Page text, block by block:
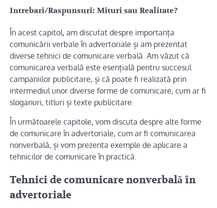
Intrebari/Raspunsuri: Mituri sau Realitate?
În acest capitol, am discutat despre importanța
comunicării verbale în advertoriale și am prezentat
diverse tehnici de comunicare verbală. Am văzut că
comunicarea verbală este esențială pentru succesul
campaniilor publicitare, și că poate fi realizată prin
intermediul unor diverse forme de comunicare, cum ar fi
sloganuri, titluri și texte publicitare.
În următoarele capitole, vom discuta despre alte forme
de comunicare în advertoriale, cum ar fi comunicarea
nonverbală, și vom prezenta exemple de aplicare a
tehnicilor de comunicare în practică.
Tehnici de comunicare nonverbală în
advertoriale